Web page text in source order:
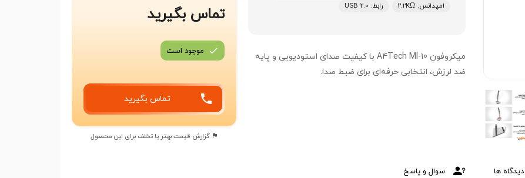
امپدانس: 2.2KΩ
رابط: USB 2.0
میکروفون A4Tech MI-10 با کیفیت صدای استودیویی و پایه
ضد لرزش، انتخابی حرفه‌ای برای ضبط صدا.
تماس بگیرید
موجود است
تماس بگیرید
گزارش قیمت بهتر یا تخلف برای این محصول
دیدگاه ها سوال و پاسخ